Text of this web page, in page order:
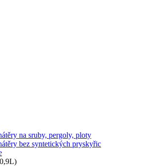
na sruby, pergoly, ploty
bez syntetických pryskyřic